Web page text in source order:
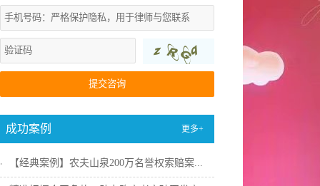
提交咨询
成功案例 更多+
【经典案例】农夫山泉200万名誉权索赔案...